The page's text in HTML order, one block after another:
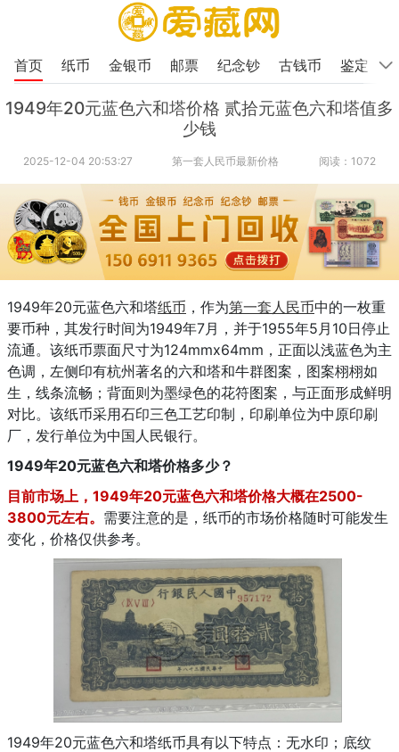
首页 纸币 金银币 邮票 纪念钞 古钱币 鉴定
1949年20元蓝色六和塔价格 贰拾元蓝色六和塔值多
少钱
2025-12-04 20:53:27 第一套人民币最新价格 阅读：1072
1949年20元蓝色六和塔纸币 ，作为第一套人民币中的一枚重
要币种，其发行时间为1949年7月，并于1955年5月10日停止
流通。该纸币票面尺寸为124mmx64mm，正面以浅蓝色为主
色调，左侧印有杭州著名的六和塔和牛群图案，图案栩栩如
生，线条流畅；背面则为墨绿色的花符图案，与正面形成鲜明
对比。该纸币采用石印三色工艺印制，印刷单位为中原印刷
厂，发行单位为中国人民银行。
1949年20元蓝色六和塔价格多少？
目前市场上，1949年20元蓝色六和塔价格大概在2500-
3800元左右。 需要注意的是，纸币的市场价格随时可能发生
变化，价格仅供参考。
1949年20元蓝色六和塔纸币具有以下特点：无水印；底纹